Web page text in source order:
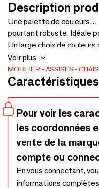
Description
Une palette de
pourtant robuste. Idéale
Un large choix de
disponible – 500 x 580 x
Voir plus
MOBILIER ASSISES
Pour voir les
les coordonnées
vente de la
compte ou
En vous connectant,
informations